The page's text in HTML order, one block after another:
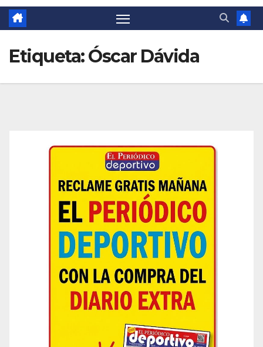
Etiqueta:Óscar Dávida